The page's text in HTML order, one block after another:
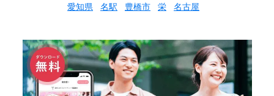
愛知県 名駅 豊橋市 栄 名古屋